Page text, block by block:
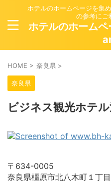
ホテルのホームページを集
の参考にご
ホテルのホーム
HOME > 奈良県 >
奈良県
ビジネス観光ホテ
〒634-0005
奈良県橿原市北八木町１丁